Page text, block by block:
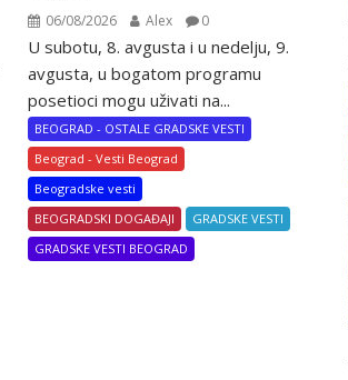
06/08/2026 Alex 0
U subotu, 8. avgusta i u nedelju, 9.
avgusta, u bogatom programu
posetioci mogu uživati na...
BEOGRAD - OSTALE GRADSKE VESTI
Beograd - Vesti Beograd
Beogradske vesti
BEOGRADSKI DOGAĐAJI
GRADSKE VESTI
GRADSKE VESTI BEOGRAD